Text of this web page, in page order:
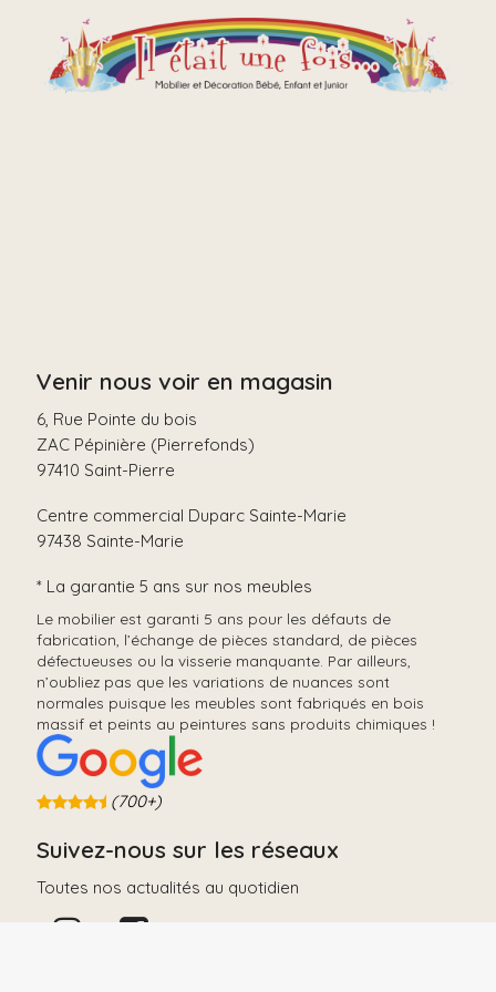
Venir nous voir en magasin
6, Rue Pointe du bois
ZAC Pépinière (Pierrefonds)
97410 Saint-Pierre
Centre commercial Duparc Sainte-Marie
97438 Sainte-Marie
* La garantie 5 ans sur nos meubles
Le mobilier est garanti 5 ans pour les défauts de
fabrication, l’échange de pièces standard, de pièces
défectueuses ou la visserie manquante. Par ailleurs,
n’oubliez pas que les variations de nuances sont
normales puisque les meubles sont fabriqués en bois
massif et peints au peintures sans produits chimiques !
(700+)
Suivez-nous sur les réseaux
Toutes nos actualités au quotidien